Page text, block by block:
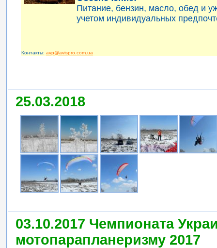
Питание, бензин, масло, обед и
учетом индивидуальных
Контакты: avp@avispro.com.ua
25.03.2018
03.10.2017 Чемпионата
мотопарапланеризму 2017